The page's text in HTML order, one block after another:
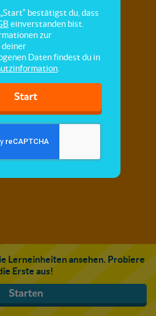
Lerneinheiten ansehen. Probiere
Erste aus!
Starten
bestätigst du, dass
einverstanden bist.
zur
Daten findest du in
Start